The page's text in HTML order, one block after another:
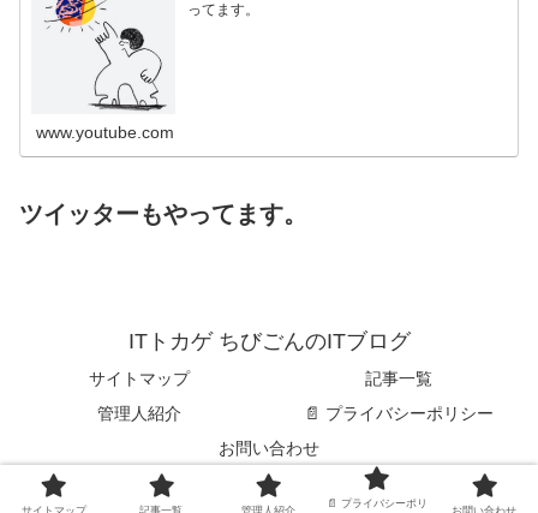
ってます。
www.youtube.com
ツイッターもやってます。
ITトカゲ ちびごんのITブログ
サイトマップ
記事一覧
管理人紹介
📄 プライバシーポリシー
お問い合わせ
© 2023 ITトカゲ ちびごんのITブログ.
サイトマップ 記事一覧 管理人紹介
📄 プライバシーポリ
お問い合わせ